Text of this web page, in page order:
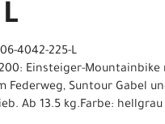
4042-225-L
Einsteiger-Mountainbike
Federweg, Suntour Gabel
Ab 13.5 kg.Farbe: hellgrau